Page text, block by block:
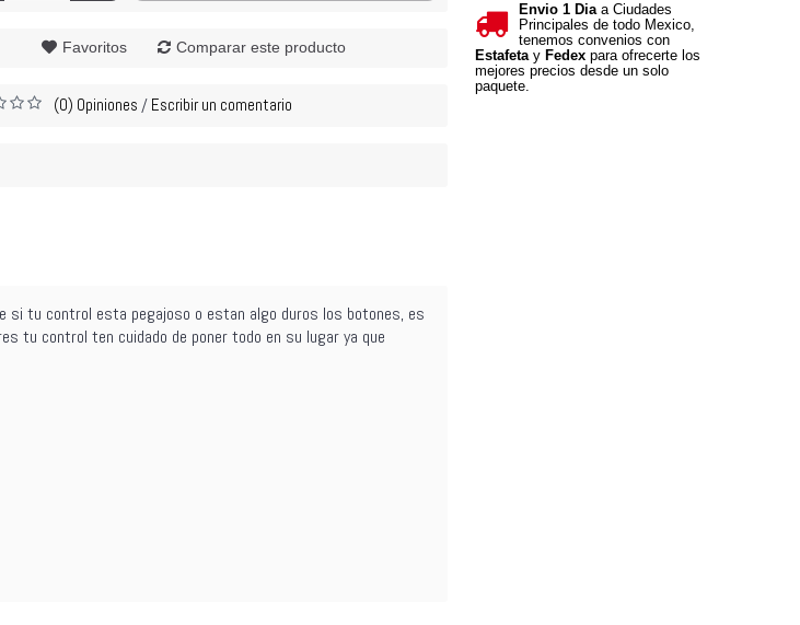
Envio 1 Diaa Ciudades
Principales de todo Mexico,
tenemos convenios con
Estafetay Fedex para ofrecerte los
mejores precios desde un solo
paquete.
Favoritos Comparar este producto
(0) Opiniones / Escribir un comentario
si tu control esta pegajoso o estan algo duros los botones, es
tu control ten cuidado de poner todo en su lugar ya que